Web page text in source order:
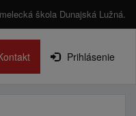
škola Dunajská Lužná.
Prihlásenie